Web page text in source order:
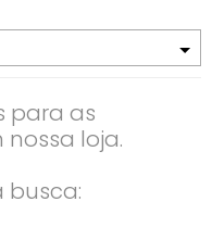
para as
loja.
busca: